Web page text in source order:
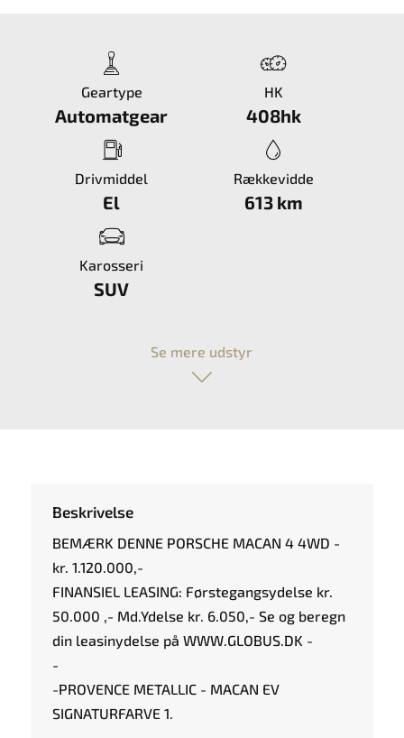
Geartype
Automatgear
HK
408hk
Drivmiddel
El
Rækkevidde
613 km
Karosseri
SUV
Se mere udstyr
Beskrivelse
BEMÆRK DENNE PORSCHE MACAN 4 4WD -
kr. 1.120.000,-
FINANSIEL LEASING: Førstegangsydelse kr.
50.000 ,- Md.Ydelse kr. 6.050,- Se og beregn
din leasinydelse på WWW.GLOBUS.DK -
-
-PROVENCE METALLIC - MACAN EV
SIGNATURFARVE 1.